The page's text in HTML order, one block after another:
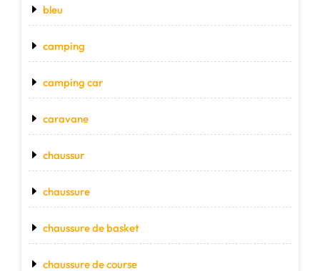
bleu
camping
camping car
caravane
chaussur
chaussure
chaussure de basket
chaussure de course